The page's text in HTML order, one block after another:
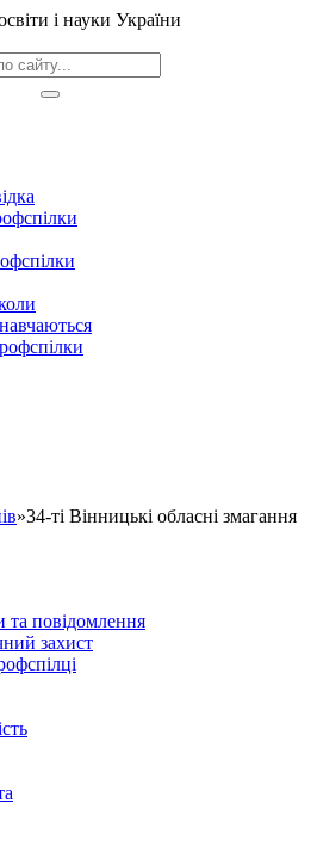
і науки України
»34-ті Вінницькі обласні змагання
та повідомлення
захист